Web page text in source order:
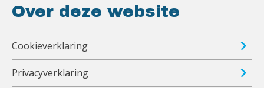
Over deze website
Cookieverklaring
Privacyverklaring